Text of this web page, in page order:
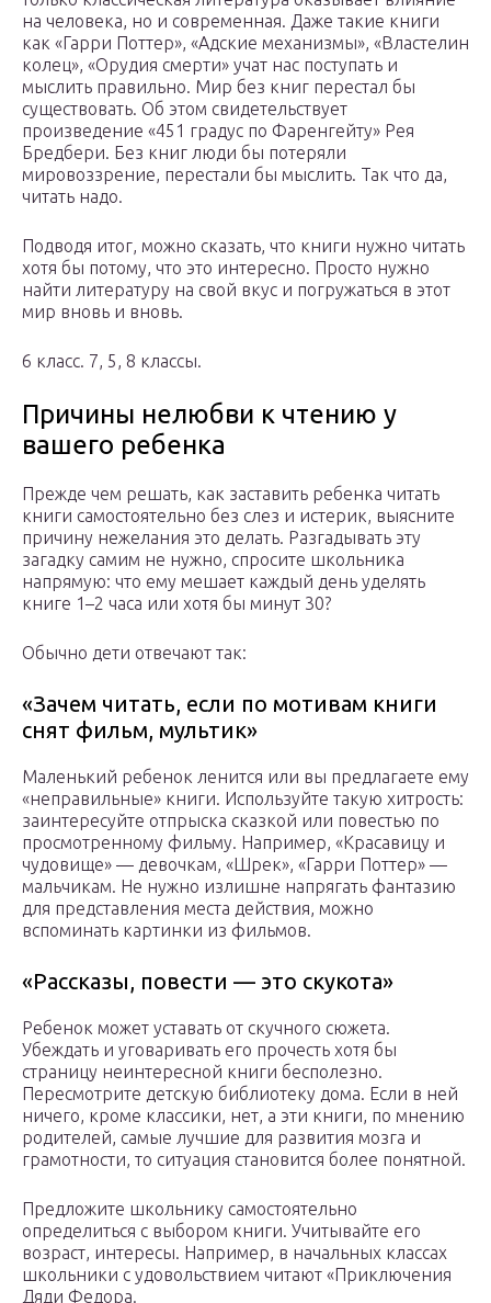
на человека, но и современная. Даже такие книги
как «Гарри Поттер», «Адские механизмы», «Властелин
колец», «Орудия смерти» учат нас поступать и
мыслить правильно. Мир без книг перестал бы
существовать. Об этом свидетельствует
произведение «451 градус по Фаренгейту» Рея
Бредбери. Без книг люди бы потеряли
мировоззрение, перестали бы мыслить. Так что да,
читать надо.
Подводя итог, можно сказать, что книги нужно читать
хотя бы потому, что это интересно. Просто нужно
найти литературу на свой вкус и погружаться в этот
мир вновь и вновь.
6 класс. 7, 5, 8 классы.
Причины нелюбви к чтению у
вашего ребенка
Прежде чем решать, как заставить ребенка читать
книги самостоятельно без слез и истерик, выясните
причину нежелания это делать. Разгадывать эту
загадку самим не нужно, спросите школьника
напрямую: что ему мешает каждый день уделять
книге 1–2 часа или хотя бы минут 30?
Обычно дети отвечают так:
«Зачем читать, если по мотивам книги
снят фильм, мультик»
Маленький ребенок ленится или вы предлагаете ему
«неправильные» книги. Используйте такую хитрость:
заинтересуйте отпрыска сказкой или повестью по
просмотренному фильму. Например, «Красавицу и
чудовище» — девочкам, «Шрек», «Гарри Поттер» —
мальчикам. Не нужно излишне напрягать фантазию
для представления места действия, можно
вспоминать картинки из фильмов.
«Рассказы, повести — это скукота»
Ребенок может уставать от скучного сюжета.
Убеждать и уговаривать его прочесть хотя бы
страницу неинтересной книги бесполезно.
Пересмотрите детскую библиотеку дома. Если в ней
ничего, кроме классики, нет, а эти книги, по мнению
родителей, самые лучшие для развития мозга и
грамотности, то ситуация становится более понятной.
Предложите школьнику самостоятельно
определиться с выбором книги. Учитывайте его
возраст, интересы. Например, в начальных классах
школьники с удовольствием читают «Приключения
Дяди Федора.